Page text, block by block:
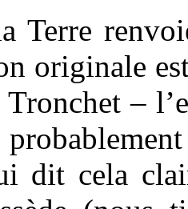
Terre
originale
–
dit cela